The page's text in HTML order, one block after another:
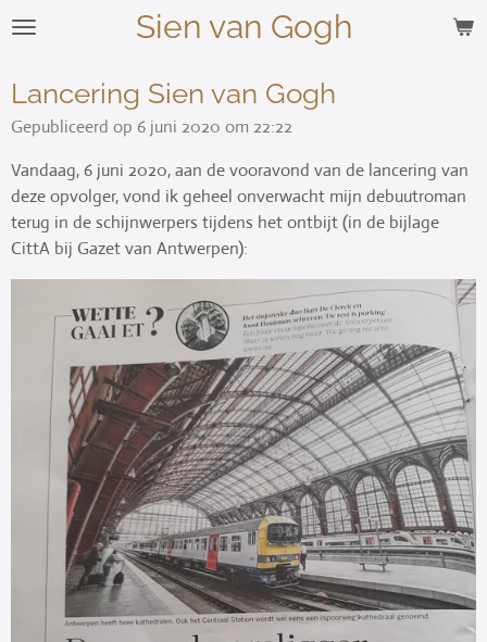
Ga
de
hoofdinhoud
Sien van Gogh
Lancering Sien van Gogh
Gepubliceerd op 6 juni 2020 om 22:22
Vandaag, 6 juni 2020, aan de vooravond van de lancering van
deze opvolger, vond ik geheel onverwacht mijn debuutroman
terug in de schijnwerpers tijdens het ontbijt (in de bijlage
CittA bij Gazet van Antwerpen):